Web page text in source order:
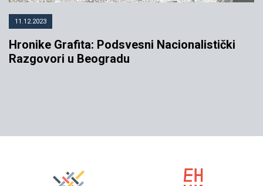
11.12.2023
Hronike Grafita: Podsvesni Nacionalistički
Razgovori u Beogradu